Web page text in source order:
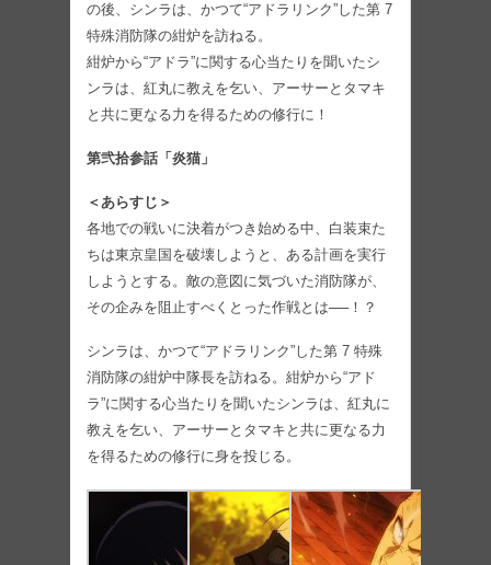
の後、シンラは、かつて“アドラリンク”した第 7
特殊消防隊の紺炉を訪ねる。
紺炉から“アドラ”に関する心当たりを聞いたシ
ンラは、紅丸に教えを乞い、アーサーとタマキ
と共に更なる力を得るための修行に！
第弐拾参話「炎猫」
＜あらすじ＞
各地での戦いに決着がつき始める中、白装束た
ちは東京皇国を破壊しようと、ある計画を実行
しようとする。敵の意図に気づいた消防隊が、
その企みを阻止すべくとった作戦とは──！？
シンラは、かつて“アドラリンク”した第 7 特殊
消防隊の紺炉中隊長を訪ねる。紺炉から“アド
ラ”に関する心当たりを聞いたシンラは、紅丸に
教えを乞い、アーサーとタマキと共に更なる力
を得るための修行に身を投じる。